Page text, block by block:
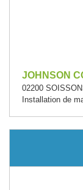
JOHNSON
02200
Installation de